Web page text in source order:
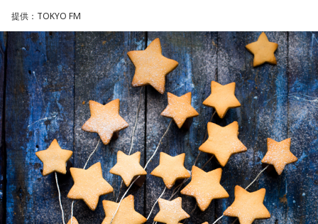
事ではない場合もありますが、『自らの手で社会を変える』
『国民のためを真剣に考える』『国民全員が対象の範囲であ
る』。そんな“静かな熱”を持って働いている人が多いです。こ
のサブメッセージには、そうした思いが込められていると思
っています」と語ります。
そして、最後に国家公務員の仕事について、「誰かの日常を
守ることでもあり、日本の未来に種をまく、非常にスケール
の大きなことでもあります。目立たなくても、時間がかかっ
ても、その先に“暮らし”がある。だからこそ、大きなやりがい
違いしているのでしょう）。アホな高校教師ですわ。社会性
がないのね、こういう人ってね。だけど、こんな男と結婚し
なくて良かったじゃない。
奥迫：良かったですよ！ もう、それを糧にして前を向いて。
江原：そうですよ。美しくそのまま去って、自分から捨てる
感じで。カツ丼の二杯でも食べて。
奥迫：カツ丼（笑）！ 良いですね！
福原かつみ（本橋依央利役）が出演。番組スタートに先駆
け、ラジオ番組への意気込みや番組の楽しみ方、今後の展開
などをたっぷりトークします。
■『カリスマ』作品概要
原作：Dazed CO.,LTD.
松原 秀
音楽製作：EVIL LINE RECORDS
キャラクターデザイン：えびも
アートディレクション：BALCOLONY.
オ番組『めちゃめちゃカリスマなラジオ』をスタートするこ
とを発表しました。ラジオ番組には、『カリスマ』のキャラ
クターを演じる小野友樹、山中真尋、福原かつみ、細田健
太、日向朔公、大河元気、橋詰知久による“七人のカリスマ声
優”が出演。毎回2名程度の組み合わせによる輪番制で、作品
の世界観やキャラクターの魅力を活かした投稿コーナー、楽
曲企画などを展開し、『カリスマ』ならではのラジオをお届
けします。
■『めちゃめちゃカリスマなラジオ』番組公式チャンネルが
QloveRにオープン
提供：TOKYO FM